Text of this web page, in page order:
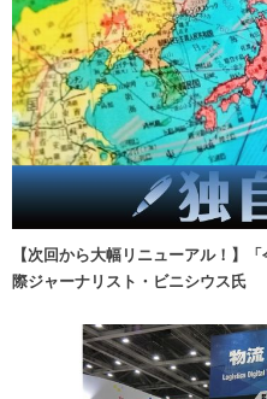
【次回から大幅リニューアル！】
際ジャーナリスト・ビニシウス氏